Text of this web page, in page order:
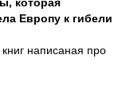
Европу к гибели
написаная про